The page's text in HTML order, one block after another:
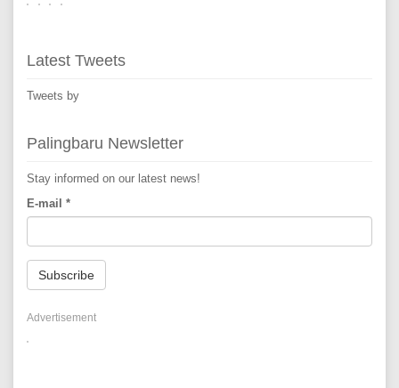
Latest Tweets
Tweets by
Palingbaru Newsletter
Stay informed on our latest news!
E-mail *
Subscribe
Advertisement